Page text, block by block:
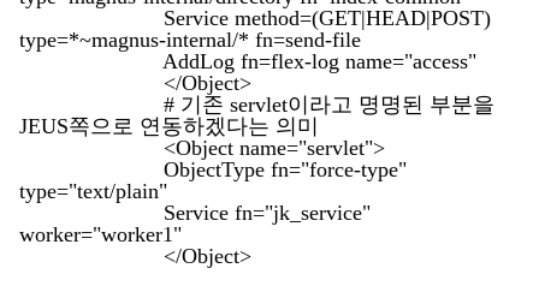
Service method=(GET|HEAD|POST)
type=*~magnus-internal/* fn=send-file
AddLog fn=flex-log name="access"
</Object>
# 기존 servlet이라고 명명된 부분을
JEUS쪽으로 연동하겠다는 의미
<Object name="servlet">
ObjectType fn="force-type"
type="text/plain"
Service fn="jk_service"
worker="worker1"
</Object>